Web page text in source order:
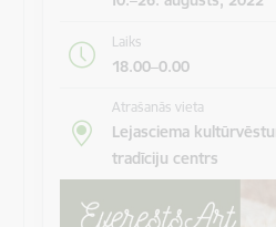
Laiks
18.00–0.00
Atrašanās vieta
Lejasciema
tradīciju centrs